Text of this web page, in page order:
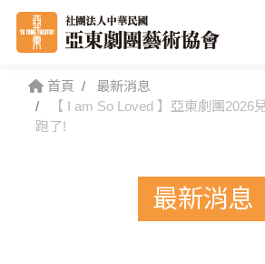
首頁
最新消息
【 I am So Loved 】亞東劇團2026
跑了!
最新消息